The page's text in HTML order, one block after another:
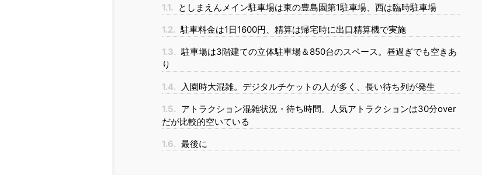
1.1.
としまえんメイン駐車場は東の豊島園第1駐車場、西は臨時駐車場
1.2. 駐車料金は1日1600円、精算は帰宅時に出口精算機で実施
1.3. 駐車場は3階建ての立体駐車場＆850台のスペース。昼過ぎでも空きあ
り
1.4.
入園時大混雑。デジタルチケットの人が多く、長い待ち列が発生
1.5. アトラクション混雑状況・待ち時間。人気アトラクションは30分over
だが比較的空いている
1.6. 最後に